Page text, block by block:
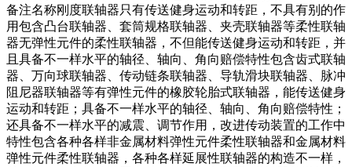
备注名称刚度联轴器只有传送健身运动和转距，不具有别的作
用包含凸台联轴器、套筒规格联轴器、夹壳联轴器等柔性联轴
器无弹性元件的柔性联轴器，不但能传送健身运动和转距，并
且具备不一样水平的轴径、轴向、角向赔偿特性包含齿式联轴
器、万向球联轴器、传动链条联轴器、导轨滑块联轴器、脉冲
阻尼器联轴器等有弹性元件的橡胶轮胎式联轴器，能传送健身
运动和转距；具备不一样水平的轴径、轴向、角向赔偿特性；
还具备不一样水平的减震、调节作用，改进传动装置的工作中
特性包含各种各样非金属材料弹性元件柔性联轴器和金属材料
弹性元件柔性联轴器，各种各样延展性联轴器的构造不一样，